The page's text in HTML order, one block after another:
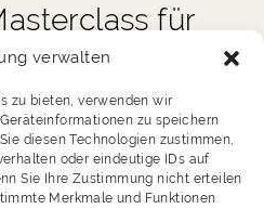
verwalten
zu bieten, verwenden wir
zu speichern
diesen Technologien zustimmen,
oder eindeutige IDs auf
Sie Ihre Zustimmung nicht erteilen
Merkmale und Funktionen
für
virtuelle
wenn das Publikum nicht
vor dem Monitor
viele Präsentatorinnen